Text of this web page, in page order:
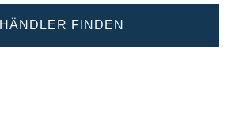
HÄNDLER FINDEN